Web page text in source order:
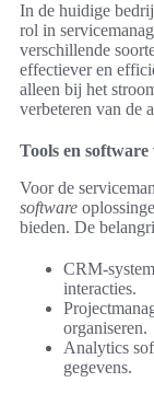
In de huidige
rol in
verschillende
effectiever en
alleen bij het
verbeteren van de
Tools en
Voor de
software
bieden. De
CRM-
interacties.
organiseren.
Analytics
gegevens.